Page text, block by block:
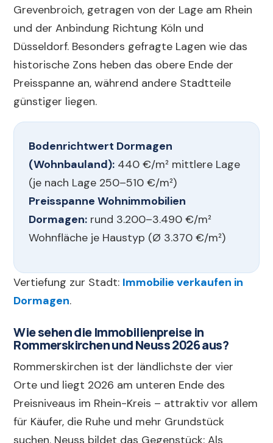
Grevenbroich, getragen von der Lage am Rhein
und der Anbindung Richtung Köln und
Düsseldorf. Besonders gefragte Lagen wie das
historische Zons heben das obere Ende der
Preisspanne an, während andere Stadtteile
günstiger liegen.
Bodenrichtwert Dormagen
(Wohnbauland): 440 €/m² mittlere Lage
(je nach Lage 250–510 €/m²)
Preisspanne Wohnimmobilien
Dormagen: rund 3.200–3.490 €/m²
Wohnfläche je Haustyp (Ø 3.370 €/m²)
Vertiefung zur Stadt: Immobilie verkaufen in
Dormagen.
Wie sehen die Immobilienpreise in
Rommerskirchen und Neuss 2026 aus?
Rommerskirchen ist der ländlichste der vier
Orte und liegt 2026 am unteren Ende des
Preisniveaus im Rhein-Kreis – attraktiv vor allem
für Käufer, die Ruhe und mehr Grundstück